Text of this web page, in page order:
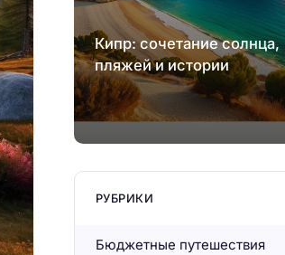
Кипр: сочетание солнца,
пляжей и истории
РУБРИКИ
Бюджетные путешествия